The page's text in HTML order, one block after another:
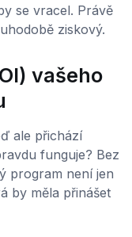
se vracel. Právě
ziskový.
vašeho
ale přichází
funguje? Bez
program není jen
by měla přinášet